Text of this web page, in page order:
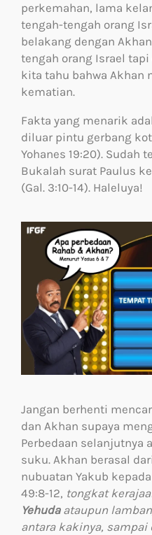
perkemahan, lama
tengah-tengah orang
belakang dengan
tengah orang Israel
kita tahu bahwa Akhan
kematian.
Fakta yang menarik
diluar pintu gerbang
Yohanes 19:20). Sudah
Bukalah surat Paulus
(Gal. 3:10-14). Haleluya!
Jangan berhenti
dan Akhan supaya
Perbedaan selanjutnya
suku. Akhan berasal
nubuatan Yakub
49:8-12, tongkat
Yehudaataupun
antara kakinya, sampai